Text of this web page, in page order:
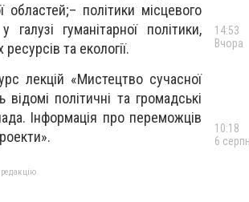
політики місцевого
гуманітарної політики,
та екології.
лекцій «Мистецтво сучасної
політичні та громадські
Інформація про переможців
14:53
Вчора
10:18
6